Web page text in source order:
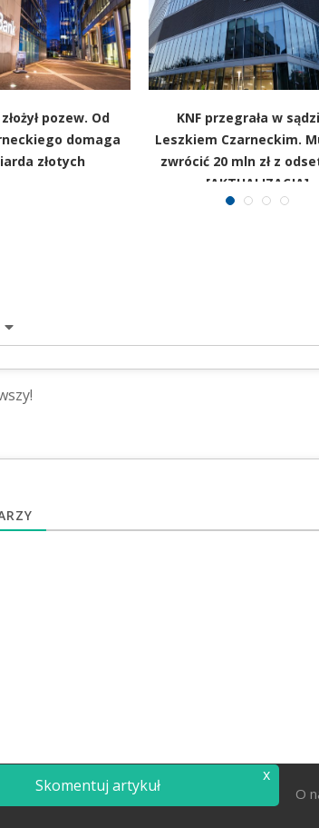
pozew. Od
domaga
złotych
KNF przegrała w
Leszkiem Czarneckim.
zwrócić 20 mln zł z
[AKTUALIZACJA]
O
Skomentuj artykuł
x